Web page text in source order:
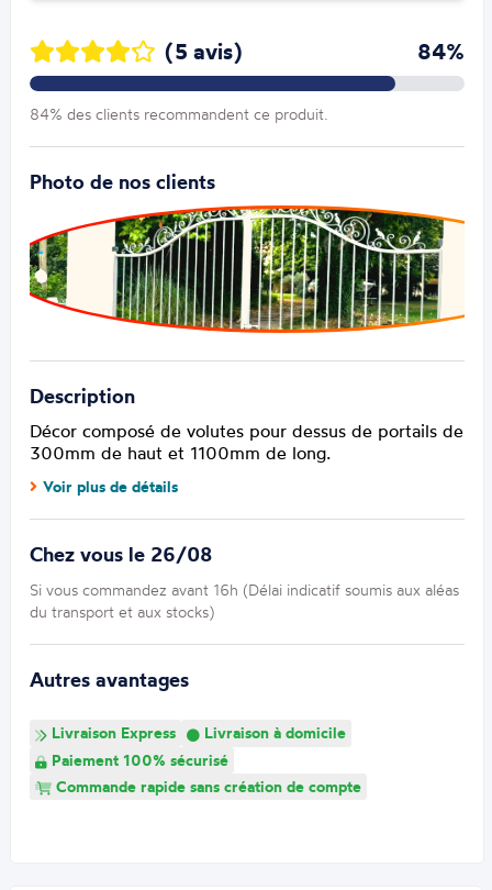
(5 avis) 84%
84% des clients recommandent ce produit.
Photo de nos clients
Description
Décor composé de volutes pour dessus de portails de
300mm de haut et 1100mm de long.
Voir plus de détails
Chez vous le 26/08
Si vous commandez avant 16h (Délai indicatif soumis aux aléas
du transport et aux stocks)
Autres avantages
Livraison Express
Livraison à domicile
Paiement 100% sécurisé
Commande rapide sans création de compte